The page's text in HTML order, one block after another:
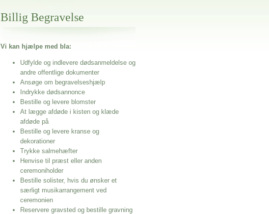
Billig Begravelse
Vi kan hjælpe med bla:
Udfylde og indlevere dødsanmeldelse og
andre offentlige dokumenter
Ansøge om begravelseshjælp
Indrykke dødsannonce
Bestille og levere blomster
At lægge afdøde i kisten og klæde
afdøde på
Bestille og levere kranse og
dekorationer
Trykke salmehæfter
Henvise til præst eller anden
ceremoniholder
Bestille solister, hvis du ønsker et
særligt musikarrangement ved
ceremonien
Reservere gravsted og bestille gravning